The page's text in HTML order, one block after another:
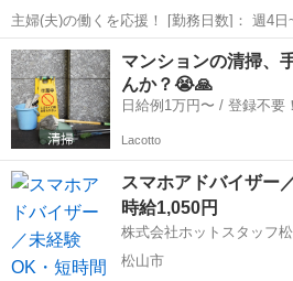
主婦(夫)の働くを応援！ [勤務日数]： 週4日~
10:00~17:00/10:00~16:00/10:00~15:00/09:30~14:00 [勤
駅]： 愛媛県八幡浜市 ※勤務エリア選択可
愛媛 八幡浜市
マンションの清掃、
んか？😭🙏
日給例1万円〜
Lacotto
スマホアドバイザー
時給1,050円
株式会社ホットスタッフ
松山市